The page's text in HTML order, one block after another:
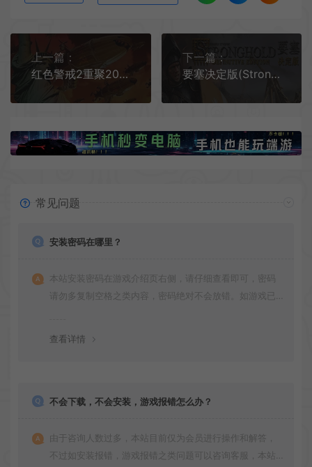
上一篇：
红色警戒2重聚2023重制版 / Red Alert 2 即时战略游戏
下一篇：
要塞决定版(Stronghold: Definitive Edition)经典即时战略游戏|下载
常见问题
安装密码在哪里？
本站安装密码在游戏介绍页右侧，请仔细查看即可，密码
请勿多复制空格之类内容，密码绝对不会放错。如游戏已
查看详情
不会下载，不会安装，游戏报错怎么办？
由于咨询人数过多，本站目前仅为会员进行操作和解答，
不过如安装报错，游戏报错之类问题可以咨询客服，本站